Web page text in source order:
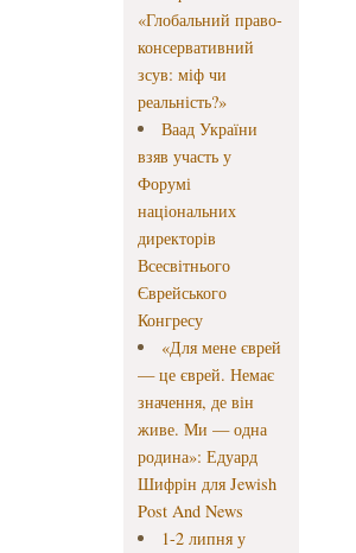
«Глобальний право-
консервативний
зсув: міф чи
реальність?»
Ваад України
взяв участь у
Форумі
національних
директорів
Всесвітнього
Єврейського
Конгресу
«Для мене єврей
— це єврей. Немає
значення, де він
живе. Ми — одна
родина»: Едуард
Шифрін для Jewish
Post And News
1-2 липня у